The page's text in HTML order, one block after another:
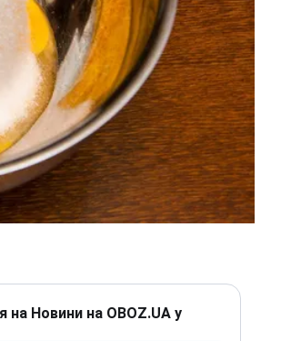
на Новини на OBOZ.UA у